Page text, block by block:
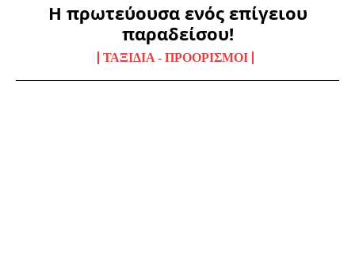
Η πρωτεύουσα ενός επίγειου
παραδείσου!
ΤΑΞΊΔΙΑ - ΠΡΟΟΡΙΣΜΟΊ